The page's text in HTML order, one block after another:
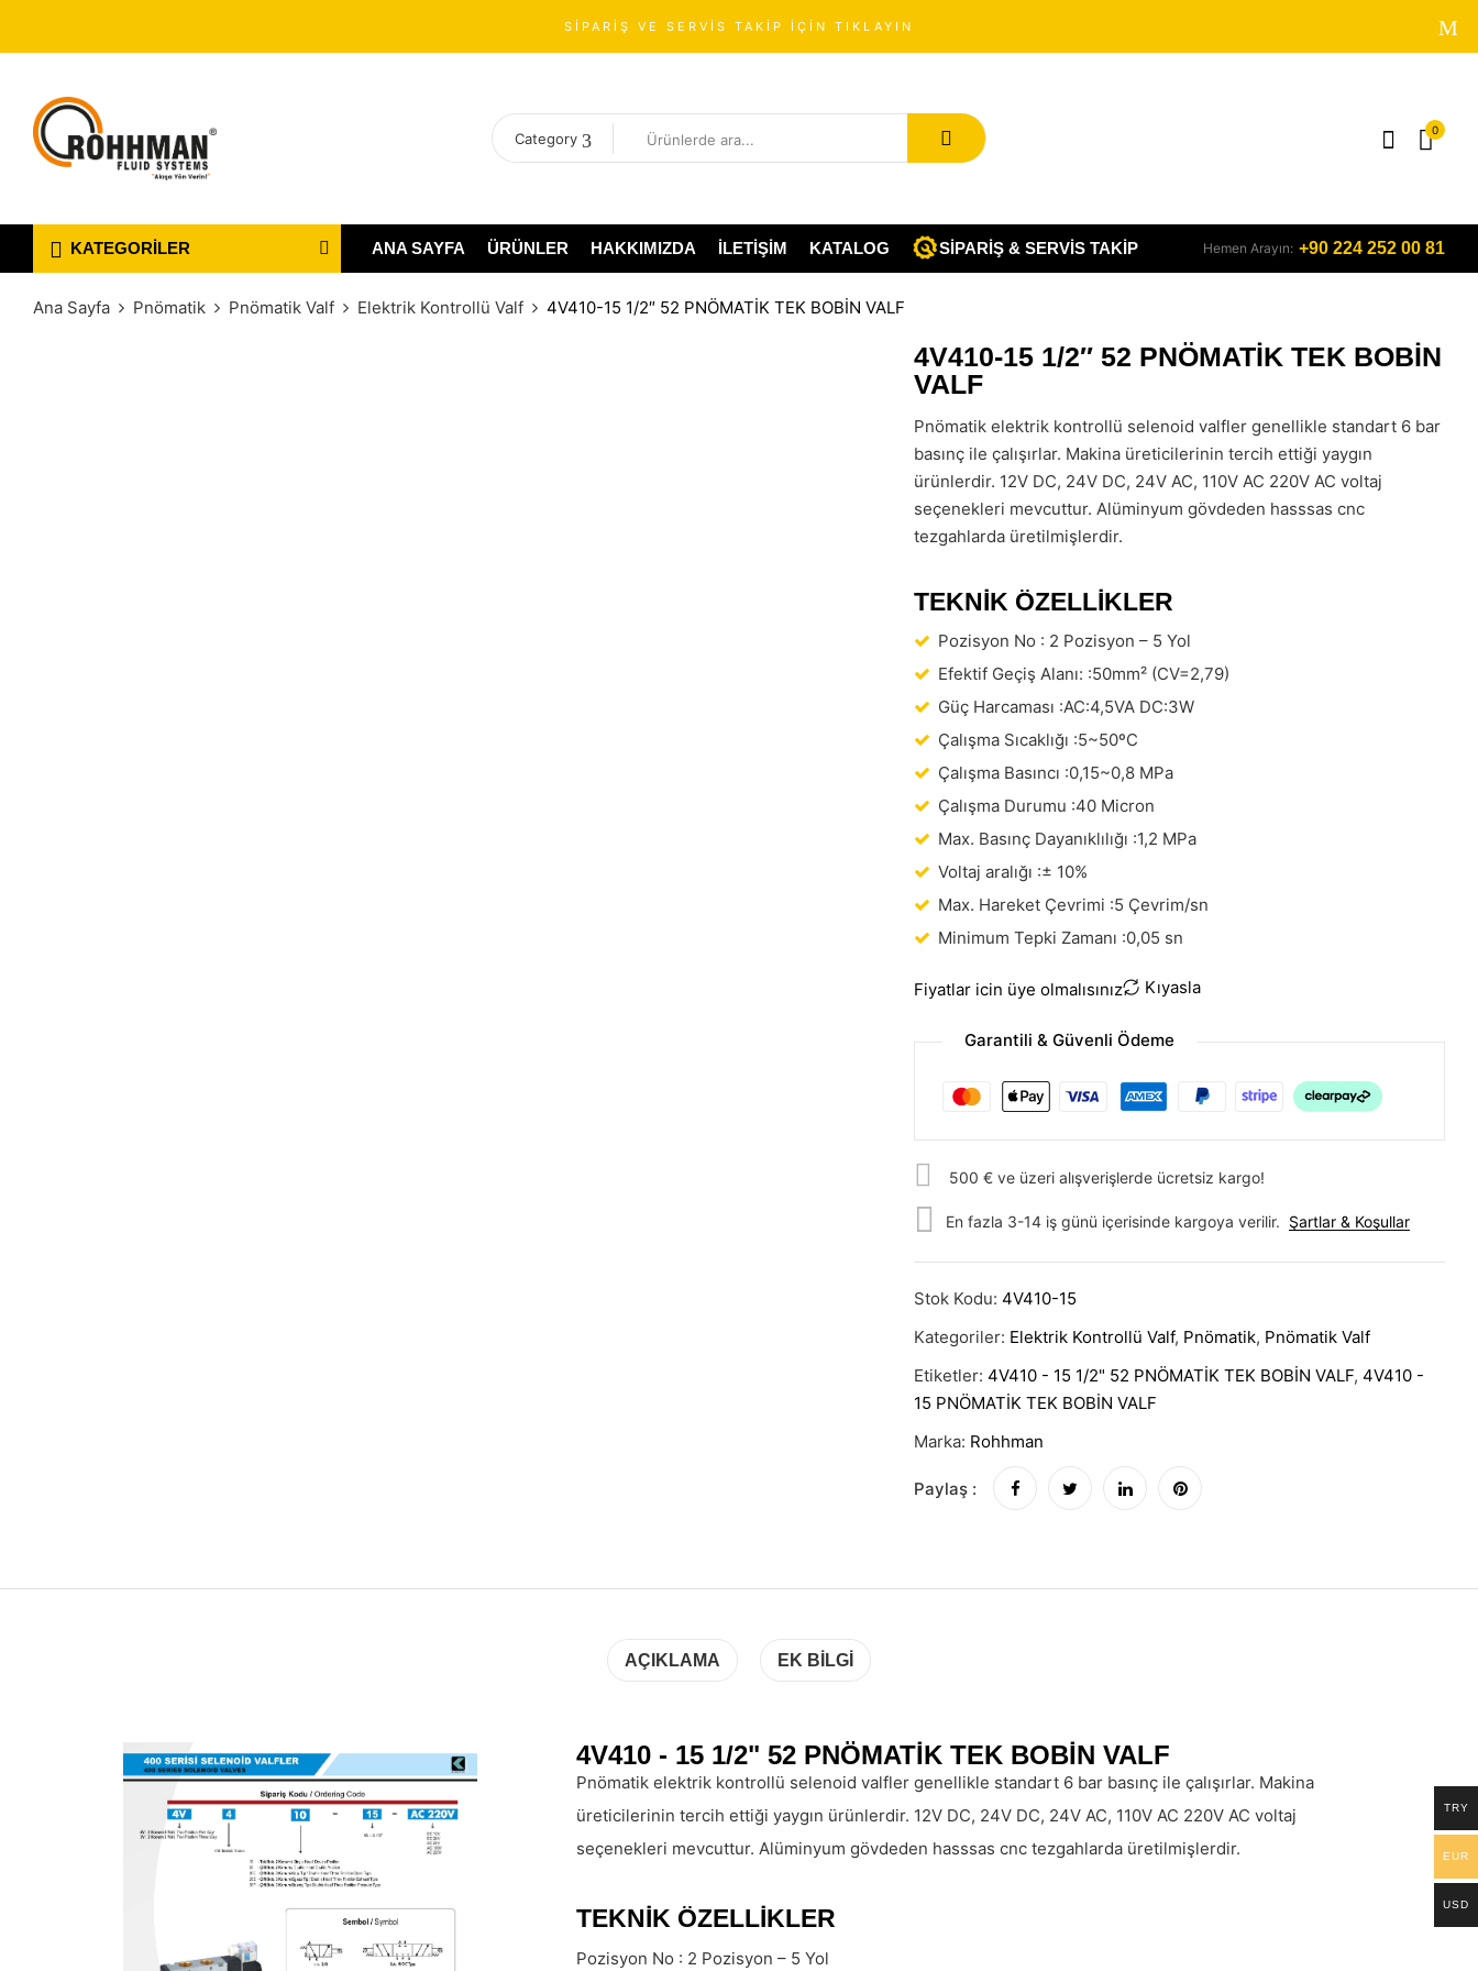
SİPARİŞ VE SERVİS TAKİP İÇİN TIKLAYIN
Category
0
KATEGORILER ANA SAYFA ÜRÜNLER HAKKIMIZDA İLETIŞIM KATALOG SIPARIŞ & SERVIS TAKIP Hemen Arayın: +90 224 252 00 81
Ana Sayfa Pnömatik Pnömatik Valf Elektrik Kontrollü Valf 4V410-15 1/2″ 52 PNÖMATİK TEK BOBİN VALF
4V410-15 1/2″ 52 PNÖMATİK TEK BOBİN
VALF
Pnömatik elektrik kontrollü selenoid valfler genellikle standart 6 bar
basınç ile çalışırlar. Makina üreticilerinin tercih ettiği yaygın
ürünlerdir. 12V DC, 24V DC, 24V AC, 110V AC 220V AC voltaj
seçenekleri mevcuttur. Alüminyum gövdeden hasssas cnc
tezgahlarda üretilmişlerdir.
TEKNIK ÖZELLIKLER
Pozisyon No : 2 Pozisyon – 5 Yol
Efektif Geçiş Alanı: :50mm² (CV=2,79)
Güç Harcaması :AC:4,5VA DC:3W
Çalışma Sıcaklığı :5~50ºC
Çalışma Basıncı :0,15~0,8 MPa
Çalışma Durumu :40 Micron
Max. Basınç Dayanıklılığı :1,2 MPa
Voltaj aralığı :± 10%
Max. Hareket Çevrimi :5 Çevrim/sn
Minimum Tepki Zamanı :0,05 sn
Fiyatlar icin üye olmalısınız Kıyasla
Garantili & Güvenli Ödeme
500 € ve üzeri alışverişlerde ücretsiz kargo!
En fazla 3-14 iş günü içerisinde kargoya verilir. Şartlar & Koşullar
Stok Kodu:4V410-15
Kategoriler: Elektrik Kontrollü Valf, Pnömatik, Pnömatik Valf
Etiketler:4V410 - 15 1/2" 52 PNÖMATİK TEK BOBİN VALF,4V410 -
15 PNÖMATİK TEK BOBİN VALF
Marka: Rohhman
Paylaş :
AÇIKLAMA EK BILGI
4V410 - 15 1/2" 52 PNÖMATİK TEK BOBİN VALF
Pnömatik elektrik kontrollü selenoid valfler genellikle standart 6 bar basınç ile çalışırlar. Makina
üreticilerinin tercih ettiği yaygın ürünlerdir. 12V DC, 24V DC, 24V AC, 110V AC 220V AC voltaj
seçenekleri mevcuttur. Alüminyum gövdeden hasssas cnc tezgahlarda üretilmişlerdir.
TEKNIK ÖZELLIKLER
Pozisyon No : 2 Pozisyon – 5 Yol
TRY
EUR
USD